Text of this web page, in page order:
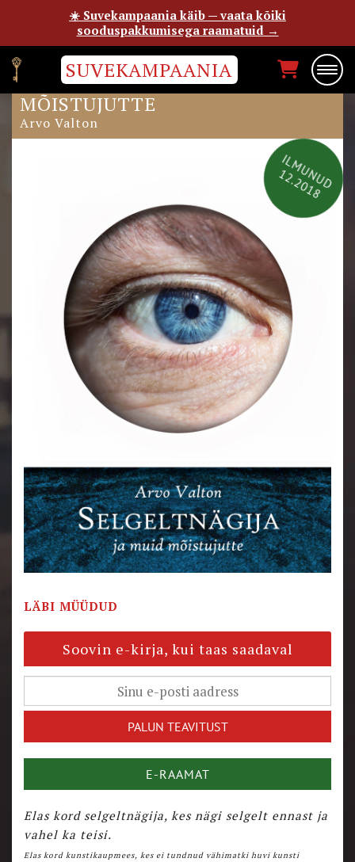
SUVEKAMPAANIA
SELGELTNÄGIJA JA MUID
MÕISTUJUTTE
Arvo Valton
ILMUNUD
12.2018
LÄBI MÜÜDUD
Soovin e-kirja, kui taas saadaval
E-RAAMAT
Elas kord selgeltnägija, kes nägi selgelt ennast ja
vahel ka teisi.
Elas kord kunstikaupmees, kes ei tundnud vähimatki huvi kunsti
☀️ Suvekampaania käib — vaata kõiki
sooduspakkumisega raamatuid →